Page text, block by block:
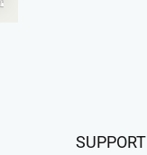
SUPPORT